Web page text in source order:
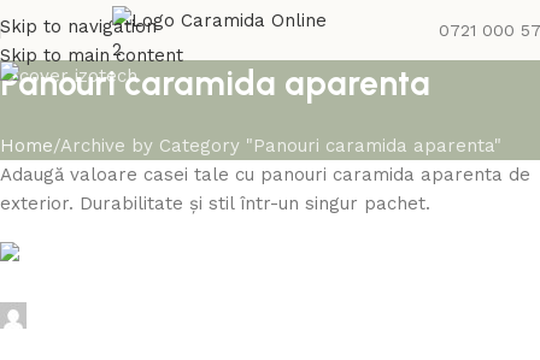
Skip to navigation
Skip to main content
0721 000
Panouri caramida aparenta
Home Archive by Category "Panouri caramida aparenta"
Adaugă valoare casei tale cu panouri caramida aparenta de
exterior. Durabilitate și stil într-un singur pachet.